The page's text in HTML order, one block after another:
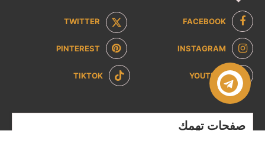
FACEBOOK
TWITTER
INSTAGRAM
PINTEREST
YOUTUBE
TIKTOK
صفحات تهمك